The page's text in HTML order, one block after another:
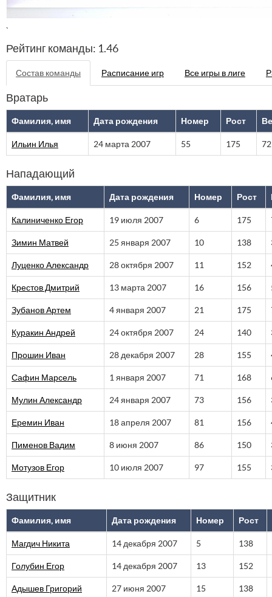
`
Рейтинг команды: 1.46
Состав команды Расписание игр Все игры в лиге
Вратарь
Фамилия, имя Дата рождения Номер Рост
Ильин Илья 24 марта 2007 55 175 72
Нападающий
Фамилия, имя Дата рождения Номер Рост
Калиниченко Егор 19 июля 2007 6 175
Зимин Матвей 25 января 2007 10 138
Луценко Александр 28 октября 2007 11 152
Крестов Дмитрий 13 марта 2007 16 156
Зубанов Артем 4 января 2007 21 175
Куракин Андрей 24 октября 2007 24 140
Прошин Иван 28 декабря 2007 28 155
Сафин Марсель 1 января 2007 71 168
Мулин Александр 24 января 2007 73 156
Еремин Иван 18 апреля 2007 81 156
Пименов Вадим 8 июня 2007 86 150
Мотузов Егор 10 июля 2007 97 155
Защитник
Фамилия, имя Дата рождения Номер Рост
Магдич Никита 14 декабря 2007 5 138
Голубин Егор 14 декабря 2007 13 152
Адышев Григорий 27 июня 2007 15 138